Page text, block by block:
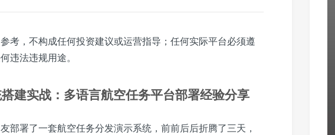
考，不构成任何投资建议或运营指导；任何实际平台必须遵
违法违规用途。
建实战：多语言航空任务平台部署经验分享
部署了一套航空任务分发演示系统，前前后后折腾了三天，